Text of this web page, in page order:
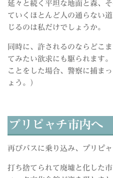
延々と続く平坦な地面と森、
ていくほとんど人の通らない
じるのは私だけでしょうか。
同時に、許されるのならどこ
てみたい欲求にも駆られます
ことをした場合、警察に捕ま
ょう。）
プリピャチ市内へ
再びバスに乗り込み、プリピャ
打ち捨てられて廃墟と化した